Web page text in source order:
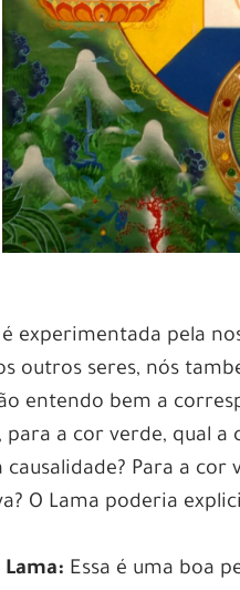
é experimentada pela
outros seres, nós
entendo bem a
para a cor verde, qual
causalidade? Para a
O Lama poderia
Lama: Essa é uma boa